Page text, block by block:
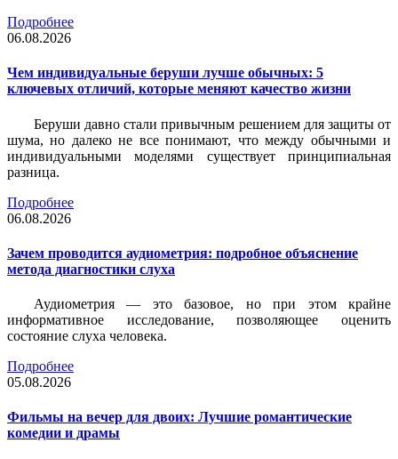
Подробнее
06.08.2026
Чем индивидуальные беруши лучше обычных: 5
ключевых отличий, которые меняют качество жизни
Беруши давно стали привычным решением для защиты от
шума, но далеко не все понимают, что между обычными и
индивидуальными моделями существует принципиальная
разница.
Подробнее
06.08.2026
Зачем проводится аудиометрия: подробное объяснение
метода диагностики слуха
Аудиометрия — это базовое, но при этом крайне
информативное исследование, позволяющее оценить
состояние слуха человека.
Подробнее
05.08.2026
Фильмы на вечер для двоих: Лучшие романтические
комедии и драмы